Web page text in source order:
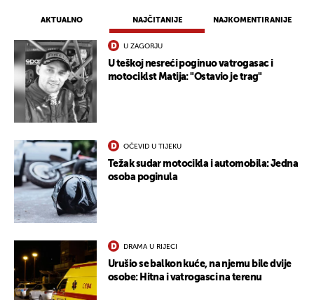
AKTUALNO NAJČITANIJE NAJKOMENTIRANIJE
U ZAGORJU
U teškoj nesreći poginuo vatrogasac i
motociklst Matija: "Ostavio je trag"
OČEVID U TIJEKU
Težak sudar motocikla i automobila: Jedna
osoba poginula
DRAMA U RIJECI
Urušio se balkon kuće, na njemu bile dvije
osobe: Hitna i vatrogasci na terenu
UKLJUČITE NOTIFIKACIJE